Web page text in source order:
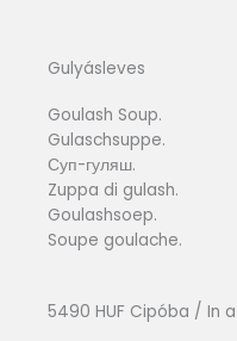
Gulyásleves
Goulash Soup.
Gulaschsuppe.
Суп-гуляш.
Zuppa di gulash.
Goulashsoep.
Soupe goulache.
5490 HUF Cipóba / In